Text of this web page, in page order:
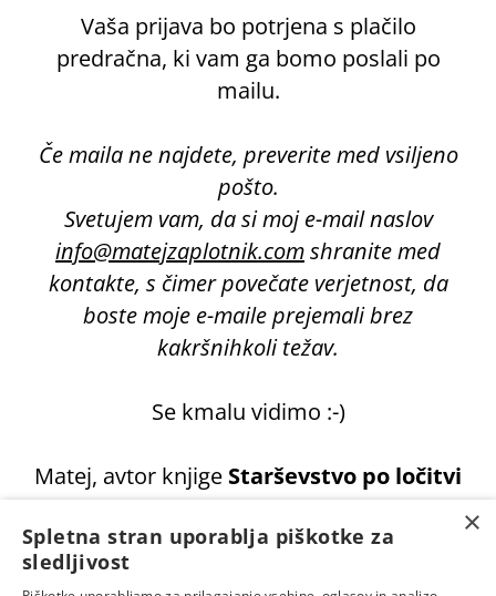
Vaša prijava bo potrjena s plačilo
predračna, ki vam ga bomo poslali po
mailu.
Če maila ne najdete, preverite med vsiljeno
pošto.
Svetujem vam, da si moj e-mail naslov
info@matejzaplotnik.comshranite med
kontakte, s čimer povečate verjetnost, da
boste moje e-maile prejemali brez
kakršnihkoli težav.
Se kmalu vidimo :-)
Matej, avtor knjige Starševstvo po ločitvi
×
Spletna stran uporablja piškotke za
sledljivost